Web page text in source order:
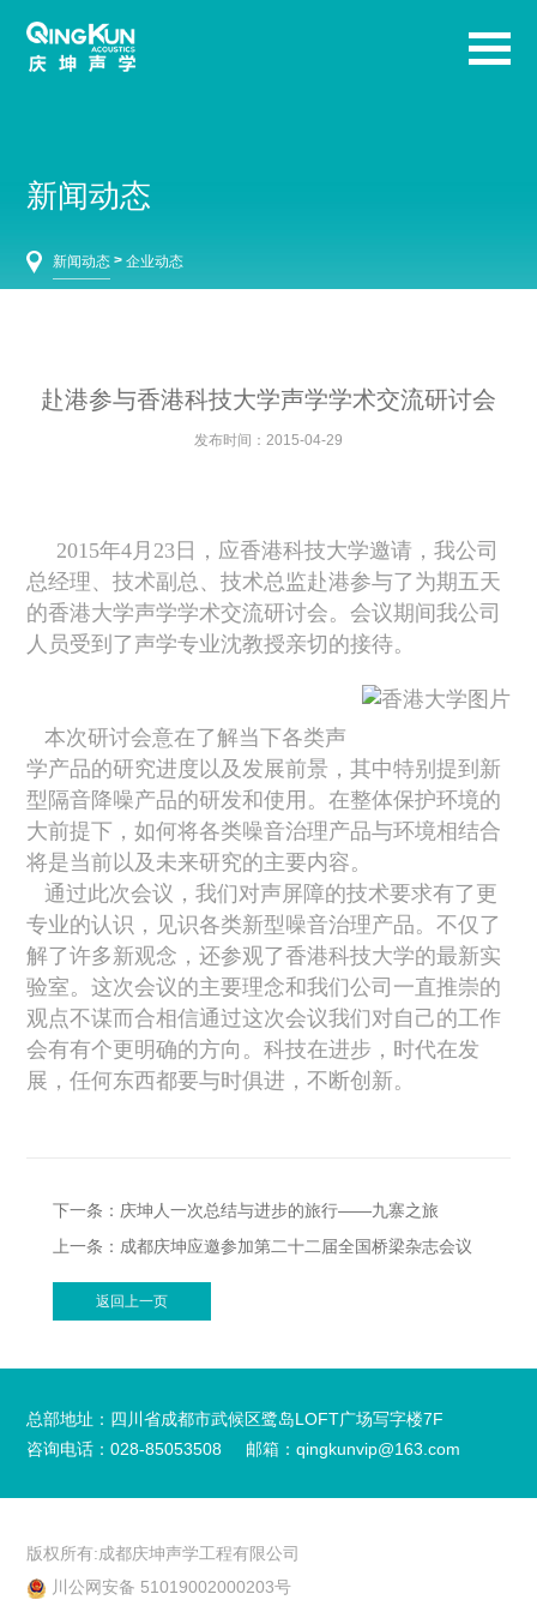
新闻动态
新闻动态 > 企业动态
赴港参与香港科技大学声学学术交流研讨会
发布时间：2015-04-29
2015年4月 23 日 ，应香港科技大学邀请，我公司
总经理、技术副总、技术总监赴港参与了为期五天
的香港大学声学学术交流研讨会。会议期间我公司
人员受到了声学专业沈教授亲切的接待。
本次研讨会意在了解当下各类声
学产品的研究进度以及发展前景，其中特别提到新
型隔音降噪产品的研发和使用。在整体保护环境的
大前提下，如何将各类噪音治理产品与环境相结合
将是当前以及未来研究的主要内容。
通过此次会议，我们对声屏障的技术要求有了 更
专业的认识，见识各类新型噪音治理产品。不仅了
解了许多新观念，还参观了香港科技大学的最新实
验室。这次会议的主要理念和我们公司一直推崇的
观点不谋而合相信通过这次会议我们对自己的工作
会有有个更明确的方向 。科技在进步，时代在发
展，任何东西都要与时俱进，不断创新。
下一条：庆坤人一次总结与进步的旅行——九寨之旅
上一条：成都庆坤应邀参加第二十二届全国桥梁杂志会议
返回上一页
总部地址：四川省成都市武候区鹭岛LOFT广场写字楼7F
咨询电话：028-85053508
邮箱：qingkunvip@163.com
版权所有:成都庆坤声学工程有限公司
川公网安备 51019002000203号